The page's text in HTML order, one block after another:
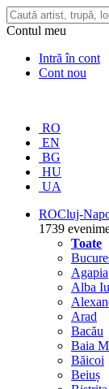
Contul meu
Intră în cont
Cont nou
RO
EN
BG
HU
UA
ROCluj-
1739
Toate
Agapia
Alba
Arad
Bacău
Baia
Băicoi
Beiuș